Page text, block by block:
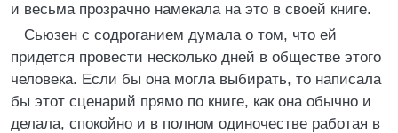
и весьма прозрачно намекала на это в своей книге.
Сьюзен с содроганием думала о том, что ей
придется провести несколько дней в обществе этого
человека. Если бы она могла выбирать, то написала
бы этот сценарий прямо по книге, как она обычно и
делала, спокойно и в полном одиночестве работая в